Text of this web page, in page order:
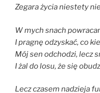
Zegara życia niestety
W mych snach
I pragnę odzyskać, co
Mój sen odchodzi, lecz
I żal do losu, że się
Lecz czasem nadzieja